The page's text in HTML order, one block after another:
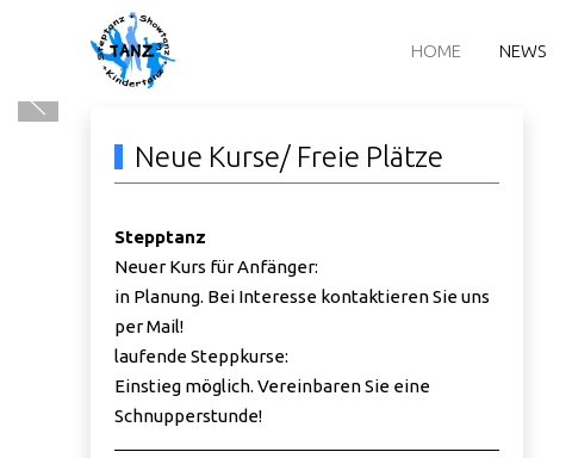
HOME NEWS
Neue Kurse/ Freie Plätze
Stepptanz
Neuer Kurs für Anfänger:
in Planung. Bei Interesse kontaktieren Sie uns
per Mail!
laufende Steppkurse:
Einstieg möglich. Vereinbaren Sie eine
Schnupperstunde!